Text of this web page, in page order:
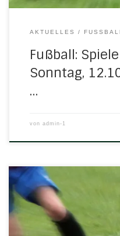
AKTUELLES FUSSBALL
Fußball:
Sonntag,
…
von admin-1
In diesen Tagen fanden
Dienstag, 30. September
H/N/U/N – JSG FSA/